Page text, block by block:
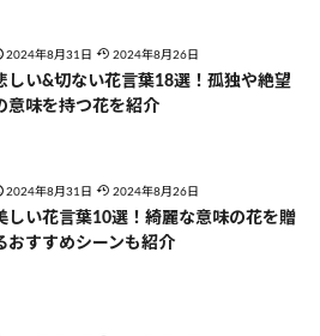
2024年8月31日 2024年8月26日
しい&切ない花言葉18選！孤独や絶望
意味を持つ花を紹介
2024年8月31日 2024年8月26日
しい花言葉10選！綺麗な意味の花を贈
おすすめシーンも紹介